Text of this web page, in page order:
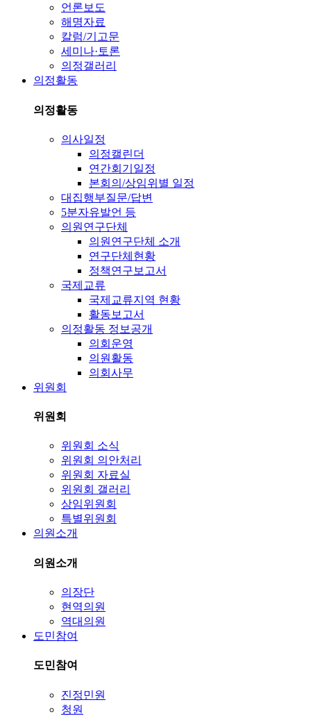
언론보도
해명자료
칼럼/기고문
세미나·토론
의정갤러리
의정활동
의정활동
의사일정
의정캘린더
연간회기일정
본회의/상임위별 일정
대집행부질문/답변
5분자유발언 등
의원연구단체
의원연구단체 소개
연구단체현황
정책연구보고서
국제교류
국제교류지역 현황
활동보고서
의정활동 정보공개
의회운영
의원활동
의회사무
위원회
위원회
위원회 소식
위원회 의안처리
위원회 자료실
위원회 갤러리
상임위원회
특별위원회
의원소개
의원소개
의장단
현역의원
역대의원
도민참여
도민참여
진정민원
청원